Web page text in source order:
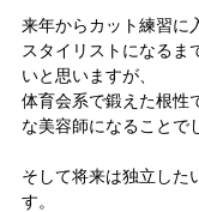
来年からカット練習に
スタイリストになるま
いと思いますが、
体育会系で鍛えた根性
な美容師になることで
そして将来は独立した
す。